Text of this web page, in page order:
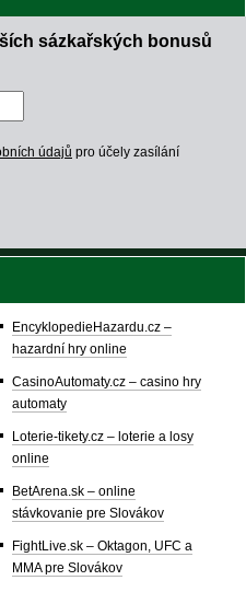
sázkařských bonusů
údajů pro účely zasílání
EncyklopedieHazardu.cz –
hazardní hry online
CasinoAutomaty.cz – casino hry
automaty
Loterie-tikety.cz – loterie a losy
online
BetArena.sk – online
stávkovanie pre Slovákov
FightLive.sk – Oktagon, UFC a
MMA pre Slovákov